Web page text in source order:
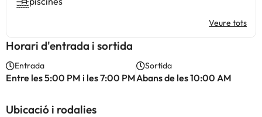
Veure tots
Horari d'entrada i sortida
Entrada
Entre les 5:00 PM i les 7:00 PM
Sortida
Abans de les 10:00 AM
Ubicació i rodalies